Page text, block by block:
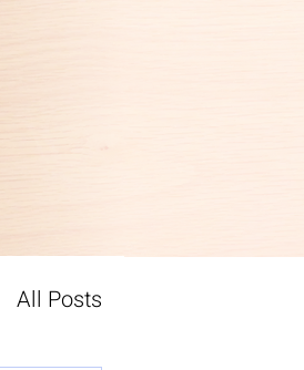
All Posts